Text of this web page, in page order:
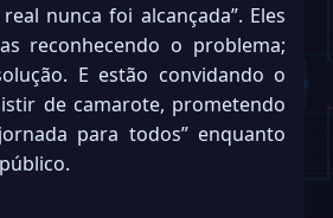
nunca foi alcançada”. Eles
reconhecendo o problema;
E estão convidando o
de camarote, prometendo
para todos” enquanto